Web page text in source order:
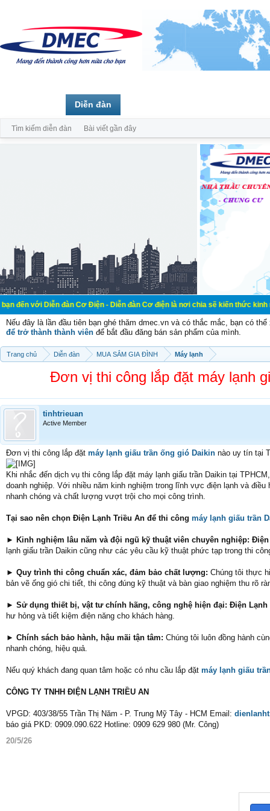
Diễn đàn Cơ Điện - Diễn đàn Cơ điện là nơi chia sẽ kiến thức kinh nghiệm
Nếu đây là lần đầu tiên bạn ghé thăm dmec.vn và có thắc mắc, bạn có
để trở thành thành viên để bắt đầu đăng bán sản phẩm của mình.
Trang chủ Diễn đàn MUA SẮM GIA ĐÌNH Máy lạnh
Đơn vị thi công lắp đặt máy lạnh
tinhtrieuan
Active Member
Đơn vị thi công lắp đặt máy lạnh giấu trần ống gió Daikin nào uy tín tại
Khi nhắc đến dịch vụ thi công lắp đặt máy lạnh giấu trần Daikin tại
doanh nghiệp. Với nhiều năm kinh nghiệm trong lĩnh vực điện lạnh và
nhanh chóng và chất lượng vượt trội cho mọi công trình.
Tại sao nên chọn Điện Lạnh Triều An để thi công máy lạnh giấu trần
► Kinh nghiệm lâu năm và đội ngũ kỹ thuật viên chuyên nghiệp:
lạnh giấu trần Daikin cũng như các yêu cầu kỹ thuật phức tạp trong thi
► Quy trình thi công chuẩn xác, đảm bảo chất lượng: Chúng tôi thực
bản vẽ ống gió chi tiết, thi công đúng kỹ thuật và bàn giao nghiệm thu rõ
► Sử dụng thiết bị, vật tư chính hãng, công nghệ hiện đại: Điện Lạnh
hư hỏng và tiết kiệm điện năng cho khách hàng.
► Chính sách bảo hành, hậu mãi tận tâm: Chúng tôi luôn đồng hành
nhanh chóng, hiệu quả.
Nếu quý khách đang quan tâm hoặc có nhu cầu lắp đặt máy lạnh giấu
CÔNG TY TNHH ĐIỆN LẠNH TRIỀU AN
VPGD: 403/38/55 Trần Thị Năm - P. Trung Mỹ Tây - HCM Email:
báo giá PKD: 0909.090.622 Hotline: 0909 629 980 (Mr. Công)
20/5/26
Diễn đàn
Tìm kiếm diễn đàn Bài viết gần đây